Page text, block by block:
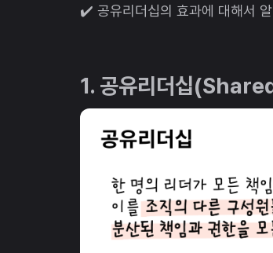
✔️ 공유리더십의 효과에 대해서
1. 공유리더십